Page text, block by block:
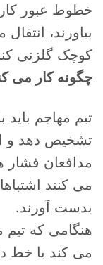
خطوط عبور
بیاورند،
کوچک گلزنی
چگونه کار می
تیم مهاجم
تشخیص دهد و
مدافعان فشار
می کنند
بدست آورند.
هنگامی که تیم
می کند یا خط